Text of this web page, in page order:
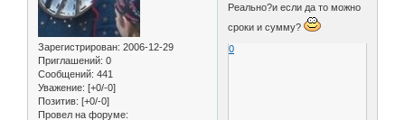
Зарегистрирован: 2006-12-29
Приглашений: 0
Сообщений: 441
Уважение: [+0/-0]
Позитив: [+0/-0]
Провел на форуме:
Реально?и если да то можно
сроки и сумму?
0